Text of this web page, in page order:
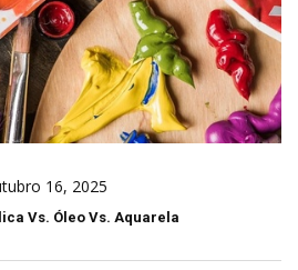
16, 2025
Vs. Óleo Vs. Aquarela